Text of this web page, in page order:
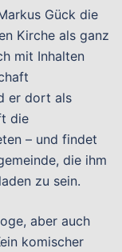
Gück die
Kirche als ganz
mit Inhalten
er dort als
die
– und findet
die ihm
zu sein.
aber auch
komischer